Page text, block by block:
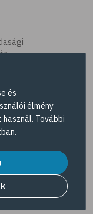
és
és
élmény
További
.